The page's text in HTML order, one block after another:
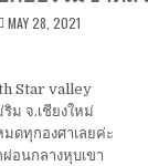
MAY 28, 2021
Star valley
ม จ.เชียงใหม่
ดทุกองศาเลยค่ะ
อนกลางหุบเขา